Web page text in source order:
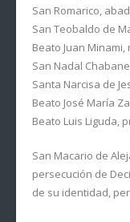
San Romarico, abad
San Teobaldo de
Beato Juan Minami,
San Nadal
Santa Narcisa de
Beato José María
Beato Luis Liguda,
San Macario de
persecución de
de su identidad,